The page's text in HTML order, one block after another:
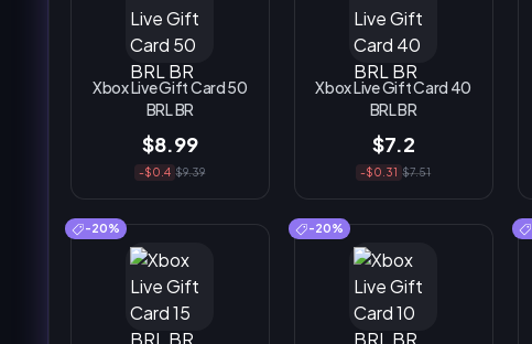
Xbox Live Gift Card 50
BRL BR
$8.99
-$0.4 $9.39
Xbox Live Gift Card 40
BRL BR
$7.2
-$0.31 $7.51
-20% -20%